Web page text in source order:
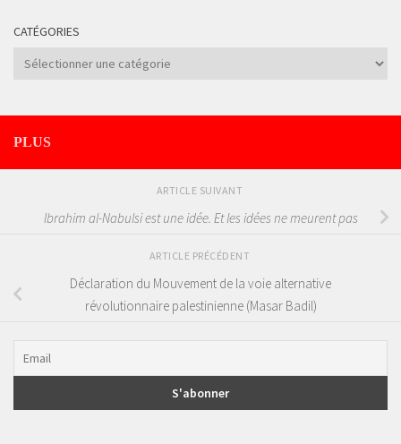
CATÉGORIES
Catégories
PLUS
ARTICLE SUIVANT
Ibrahim al-Nabulsi est une idée. Et les idées ne meurent pas
ARTICLE PRÉCÉDENT
Déclaration du Mouvement de la voie alternative
révolutionnaire palestinienne (Masar Badil)